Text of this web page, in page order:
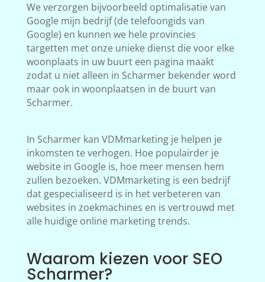
We verzorgen bijvoorbeeld optimalisatie van
Google mijn bedrijf (de telefoongids van
Google) en kunnen we hele provincies
targetten met onze unieke dienst die voor elke
woonplaats in uw buurt een pagina maakt
zodat u niet alleen in Scharmer bekender word
maar ook in woonplaatsen in de buurt van
Scharmer.
In Scharmer kan VDMmarketing je helpen je
inkomsten te verhogen. Hoe populairder je
website in Google is, hoe meer mensen hem
zullen bezoeken. VDMmarketing is een bedrijf
dat gespecialiseerd is in het verbeteren van
websites in zoekmachines en is vertrouwd met
alle huidige online marketing trends.
Waarom kiezen voor SEO
Scharmer?